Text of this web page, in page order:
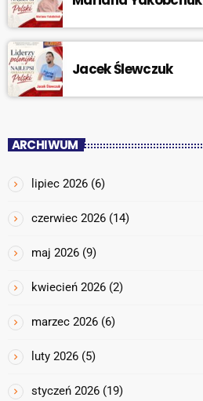
Jacek Ślewczuk
ARCHIWUM
lipiec 2026 (6)
czerwiec 2026 (14)
maj 2026 (9)
kwiecień 2026 (2)
marzec 2026 (6)
luty 2026 (5)
styczeń 2026 (19)